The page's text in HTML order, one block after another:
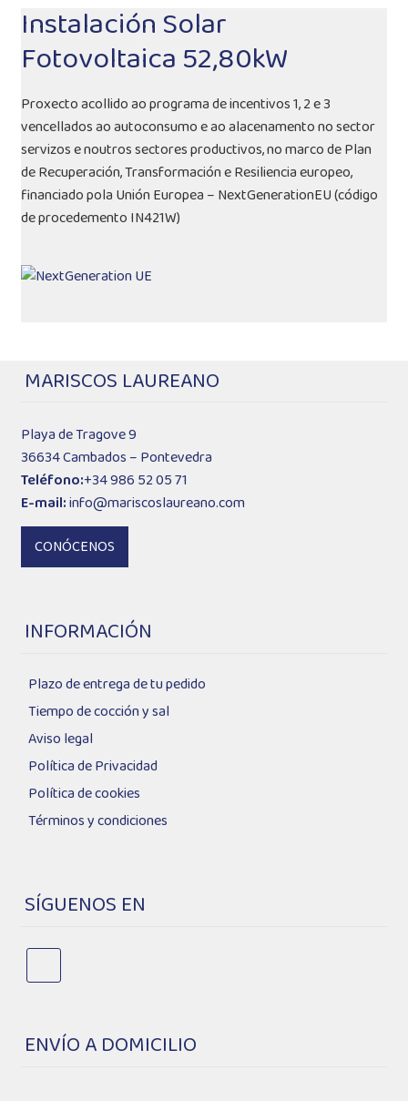
Instalación Solar
Fotovoltaica 52,80kW
Proxecto acollido ao programa de incentivos 1, 2 e 3
vencellados ao autoconsumo e ao alacenamento no sector
servizos e noutros sectores productivos, no marco de Plan
de Recuperación, Transformación e Resiliencia europeo,
financiado pola Unión Europea – NextGenerationEU (código
de procedemento IN421W)
MARISCOS LAUREANO
Playa de Tragove 9
36634 Cambados – Pontevedra
Teléfono:+34 986 52 05 71
E-mail:info@mariscoslaureano.com
CONÓCENOS
INFORMACIÓN
Plazo de entrega de tu pedido
Tiempo de cocción y sal
Aviso legal
Política de Privacidad
Política de cookies
Términos y condiciones
SÍGUENOS EN
ENVÍO A DOMICILIO